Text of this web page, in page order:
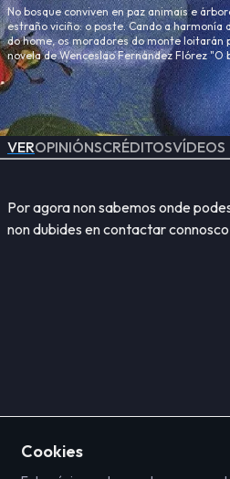
No bosque conviven en paz animais e
estraño viciño: o poste. Cando a
do home, os moradores do monte loitarán
novela de Wenceslao Fernández Flórez "O
VEROPINIÓNSCRÉDITOSVÍDEOS
Por agora non sabemos onde
non dubides en contactar
Cookies